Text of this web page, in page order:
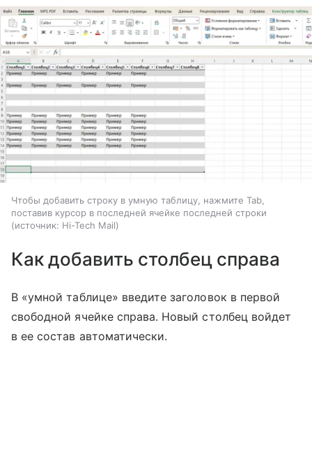
Чтобы добавить строку в умную таблицу, нажмите Tab,
поставив курсор в последней ячейке последней строки
источник: Hi-Tech Mail
Как добавить столбец справа
В «умной таблице» введите заголовок в первой
свободной ячейке справа. Новый столбец войдет
в ее состав автоматически.